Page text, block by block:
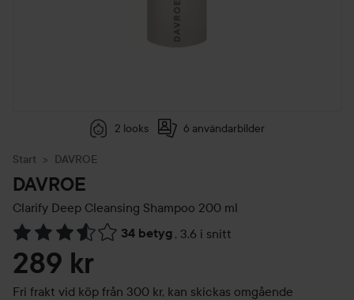
2 looks 6 användarbilder
Start DAVROE
DAVROE
Clarify Deep Cleansing Shampoo 200 ml
34 betyg , 3.6 i snitt
Hoppa till Betyg & kommentarer
289 kr
Fri frakt vid köp från 300 kr, kan skickas omgående